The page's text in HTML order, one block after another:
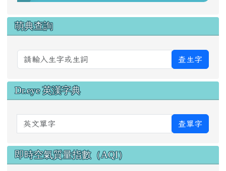
萌典查詢
查生字
Dr.eye 英漢字典
英文單字 查單字
即時空氣質量指數（AQI）